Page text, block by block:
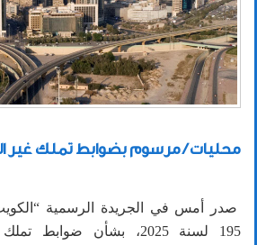
محليات / مرسوم بضوابط تملك غير
صدر أمس في الجريدة الرسمية
195 لسنة 2025، بشأن